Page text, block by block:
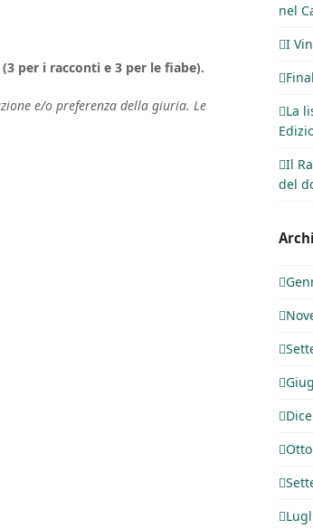
per i racconti e 3 per le fiabe).
e/o preferenza della giuria. Le
nel
I
La
Il
del